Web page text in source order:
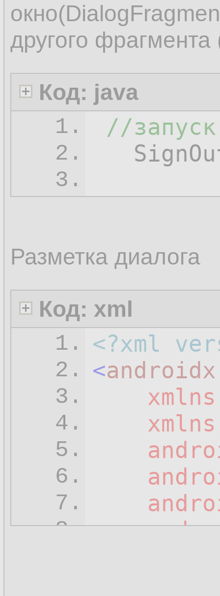
другого
Код: java
1.
2.
3.
//запуск
Разметка диалога
Код: xml
1.
2.
3.
4.
5.
6.
7.
8.
<?xml
<